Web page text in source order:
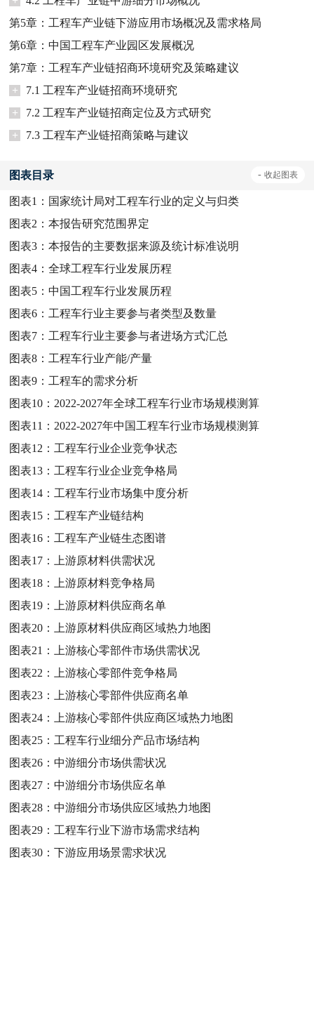
第5章：工程车产业链下游应用市场概况及需求格局
第6章：中国工程车产业园区发展概况
第7章：工程车产业链招商环境研究及策略建议
+
7.1 工程车产业链招商环境研究
+
7.2 工程车产业链招商定位及方式研究
+
7.3 工程车产业链招商策略与建议
图表目录 - 收起图表
图表1： 国家统计局对工程车行业的定义与归类
图表2：本报告研究范围界定
图表3：本报告的主要数据来源及统计标准说明
图表4：全球工程车行业发展历程
图表5：中国工程车行业发展历程
图表6： 工程车行业主要参与者类型及数量
图表7： 工程车行业主要参与者进场方式汇总
图表8： 工程车行业产能/产量
图表9： 工程车的需求分析
图表10： 2022-2027年全球工程车行业市场规模测算
图表11： 2022-2027年中国工程车行业市场规模测算
图表12： 工程车行业企业竞争状态
图表13： 工程车行业企业竞争格局
图表14： 工程车行业市场集中度分析
图表15： 工程车产业链结构
图表16： 工程车产业链生态图谱
图表17：
上游原材料供需状况
图表18：
上游原材料竞争格局
图表19：
上游原材料供应商名单
图表20：
上游原材料供应商区域热力地图
图表21：
上游核心零部件市场供需状况
图表22：
上游核心零部件竞争格局
图表23：
上游核心零部件供应商名单
图表24：
上游核心零部件供应商区域热力地图
图表25： 工程车行业细分产品市场结构
图表26：中游细分市场供需状况
图表27：中游细分市场供应名单
图表28：中游细分市场供应区域热力地图
图表29： 工程车行业下游市场需求结构
图表30：下游应用场景需求状况